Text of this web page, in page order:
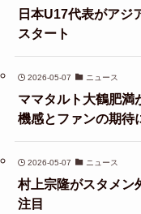
日本U17代表がアジ
スタート
2026-05-07 ニュース
ママタルト大鶴肥満
機感とファンの期待
2026-05-07 ニュース
村上宗隆がスタメン
注目